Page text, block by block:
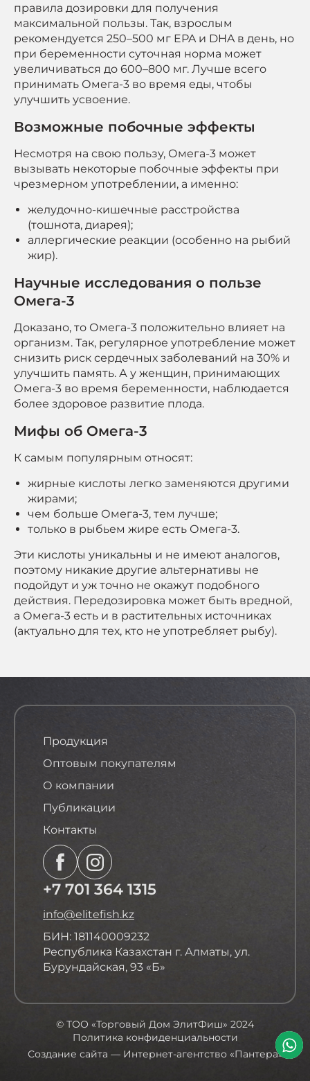
правила дозировки для получения
максимальной пользы. Так, взрослым
рекомендуется 250–500 мг EPA и DHA в день, но
при беременности суточная норма может
увеличиваться до 600–800 мг. Лучше всего
принимать Омега-3 во время еды, чтобы
улучшить усвоение.
Возможные побочные эффекты
Несмотря на свою пользу, Омега-3 может
вызывать некоторые побочные эффекты при
чрезмерном употреблении, а именно:
желудочно-кишечные расстройства
(тошнота, диарея);
аллергические реакции (особенно на рыбий
жир).
Научные исследования о пользе
Омега-3
Доказано, то Омега-3 положительно влияет на
организм. Так, регулярное употребление может
снизить риск сердечных заболеваний на 30% и
улучшить память. А у женщин, принимающих
Омега-3 во время беременности, наблюдается
более здоровое развитие плода.
Мифы об Омега-3
К самым популярным относят:
жирные кислоты легко заменяются другими
жирами;
чем больше Омега-3, тем лучше;
только в рыбьем жире есть Омега-3.
Эти кислоты уникальны и не имеют аналогов,
поэтому никакие другие альтернативы не
подойдут и уж точно не окажут подобного
действия. Передозировка может быть вредной,
а Омега-3 есть и в растительных источниках
(актуально для тех, кто не употребляет рыбу).
Продукция
Оптовым покупателям
О компании
Публикации
Контакты
+7 701 364 1315
info@elitefish.kz
БИН: 181140009232
Республика Казахстан г. Алматы, ул.
Бурундайская, 93 «Б»
© ТОО «Торговый Дом ЭлитФиш» 2024
Политика конфиденциальности
Создание сайта — Интернет-агентство «Пантера»